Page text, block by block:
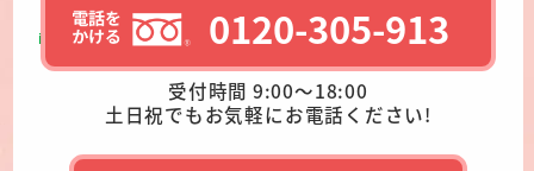
0120-305-913
受付時間 9:00～18:00
土日祝でもお気軽にお電話ください!